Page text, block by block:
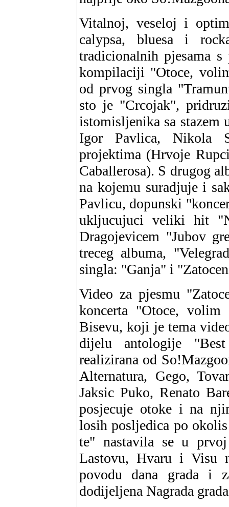
Vitalnoj, veseloj i
calypsa, bluesa i
tradicionalnih pjesama
kompilaciji "Otoce,
od prvog singla
sto je "Crcojak",
istomisljenika sa
Igor Pavlica, Nikola
projektima (Hrvoje
Caballerosa). S drugog
na kojemu suradjuje i
Pavlicu, dopunski
ukljucujuci veliki hit
Dragojevicem "Jubov
treceg albuma,
singla: "Ganja" i
Video za pjesmu
koncerta "Otoce,
Bisevu, koji je tema
dijelu antologije
realizirana od
Alternatura, Gego,
Jaksic Puko, Renato
posjecuje otoke i na
losih posljedica po
te" nastavila se u
Lastovu, Hvaru i Visu
povodu dana grada i
dodijeljena Nagrada